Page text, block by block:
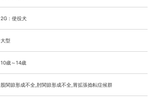
2G：使役犬
大型
10歳～14歳
股関節形成不全,肘関節形成不全,胃拡張捻転症候群